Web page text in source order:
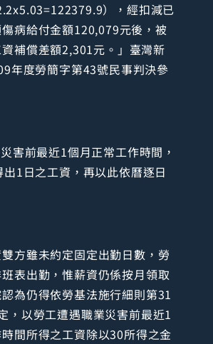
），經扣減已
病給付金額120,079元後，被
補償差額2,301元。」臺灣新
年度勞簡字第43號民事判決參
害前最近1個月正常工作時間，
1日之工資，再以此依曆逐日
方雖未約定固定出勤日數，勞
表出勤，惟薪資仍係按月領取
為仍得依勞基法施行細則第31
，以勞工遭遇職業災害前最近1
間所得之工資除以30所得之金